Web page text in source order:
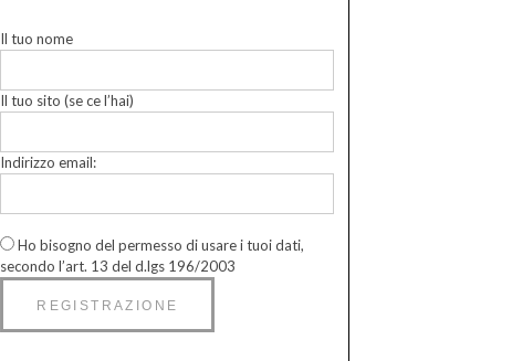
Il tuo nome
Il tuo sito (se ce l’hai)
Indirizzo email:
Ho bisogno del permesso di usare i tuoi dati,
secondo l’art. 13 del d.lgs 196/2003